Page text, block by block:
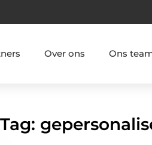
Over ons Ons